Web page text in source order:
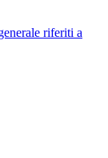
riferiti a